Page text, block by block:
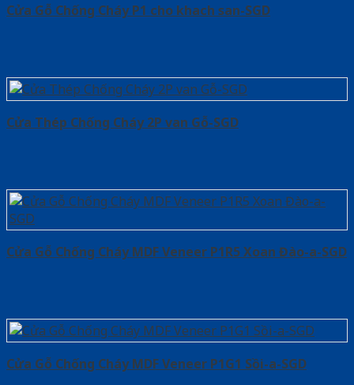
Cửa Gỗ Chống Cháy P1 cho khach san-SGD
Cửa Thép Chống Cháy 2P van Gỗ-SGD
Cửa Gỗ Chống Cháy MDF Veneer P1R5 Xoan Đào-a-SGD
Cửa Gỗ Chống Cháy MDF Veneer P1G1 Sồi-a-SGD